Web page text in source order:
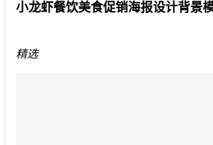
小龙虾餐饮美食促销海报设计背景
精选